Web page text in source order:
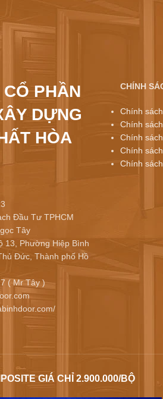
PHẦN
DỰNG
HÒA
Đầu Tư TPHCM
Tây
13, Phường Hiệp Bình
Đức, Thành phố Hồ
( Mr Tây )
CHÍNH
Chính
Chính
Chính
Chính
Chính
GIÁ CHỈ 2.900.000/BỘ